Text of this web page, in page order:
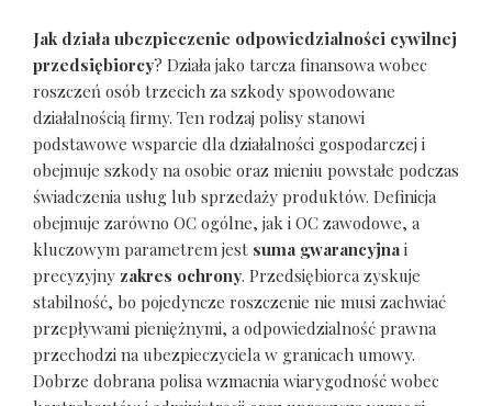
Jak działa ubezpieczenie odpowiedzialności cywilnej
przedsiębiorcy? Działa jako tarcza finansowa wobec
roszczeń osób trzecich za szkody spowodowane
działalnością firmy. Ten rodzaj polisy stanowi
podstawowe wsparcie dla działalności gospodarczej i
obejmuje szkody na osobie oraz mieniu powstałe podczas
świadczenia usług lub sprzedaży produktów. Definicja
obejmuje zarówno OC ogólne, jak i OC zawodowe, a
kluczowym parametrem jest suma gwarancyjna i
precyzyjny zakres ochrony. Przedsiębiorca zyskuje
stabilność, bo pojedyncze roszczenie nie musi zachwiać
przepływami pieniężnymi, a odpowiedzialność prawna
przechodzi na ubezpieczyciela w granicach umowy.
Dobrze dobrana polisa wzmacnia wiarygodność wobec